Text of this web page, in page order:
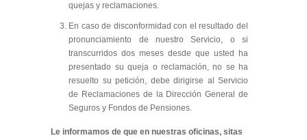
quejas y reclamaciones.
En caso de disconformidad con el resultado del
pronunciamiento de nuestro Servicio, o si
transcurridos dos meses desde que usted ha
presentado su queja o reclamación, no se ha
resuelto su petición, debe dirigirse al Servicio
de Reclamaciones de la Dirección General de
Seguros y Fondos de Pensiones.
Le informamos de que en nuestras oficinas, sitas